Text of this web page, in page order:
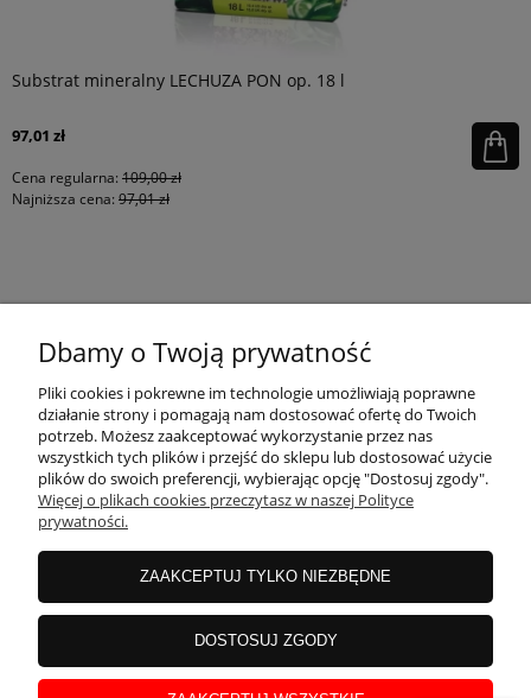
Substrat mineralny LECHUZA PON op. 18 l
97,01 zł
Cena regularna: 109,00 zł
Najniższa cena: 97,01 zł
MOJE KONTO
PŁATNOŚCI I DOSTAWA
INFORMACJE
INSTRUKCJE
Dbamy o Twoją prywatność
Pliki cookies i pokrewne im technologie umożliwiają poprawne
działanie strony i pomagają nam dostosować ofertę do Twoich
potrzeb. Możesz zaakceptować wykorzystanie przez nas
wszystkich tych plików i przejść do sklepu lub dostosować użycie
plików do swoich preferencji, wybierając opcję "Dostosuj zgody".
Więcej o plikach cookies przeczytasz w naszej Polityce
prywatności.
ZAAKCEPTUJ TYLKO NIEZBĘDNE
DOSTOSUJ ZGODY